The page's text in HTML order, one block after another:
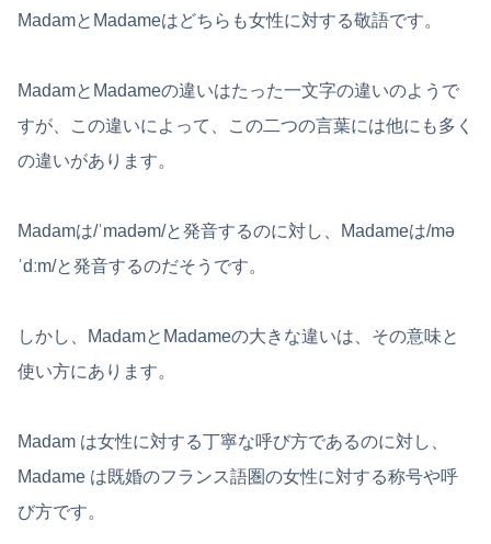
MadamとMadameはどちらも女性に対する敬語です。
MadamとMadameの違いはたった一文字の違いのようで
すが、この違いによって、この二つの言葉には他にも多く
の違いがあります。
Madamは/ˈmadəm/と発音するのに対し、Madameは/mə
ˈdːm/と発音するのだそうです。
しかし、MadamとMadameの大きな違いは、その意味と
使い方にあります。
Madam は女性に対する丁寧な呼び方であるのに対し、
Madame は既婚のフランス語圏の女性に対する称号や呼
び方です。